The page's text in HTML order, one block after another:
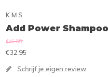
KMS
Add Power
€46,85
€32,95
Schrijf je eigen review